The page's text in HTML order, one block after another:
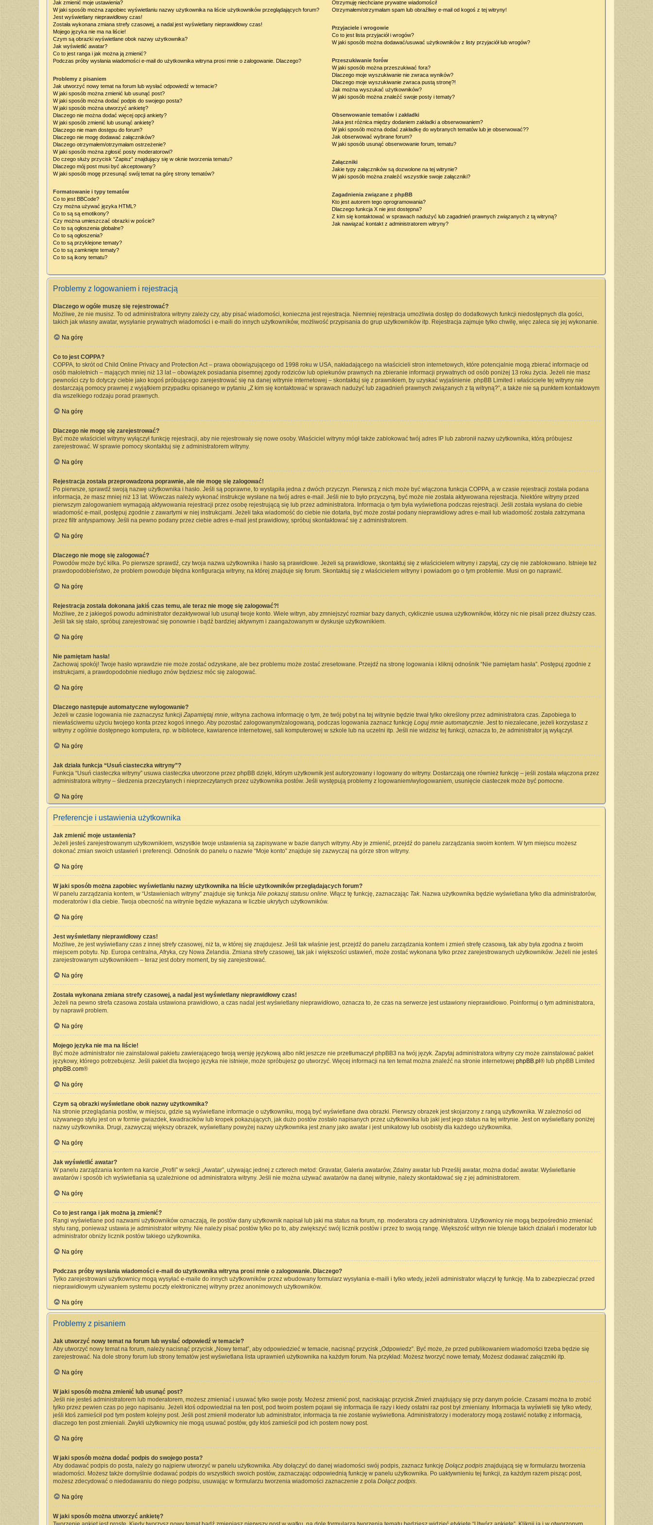
Jak zmienić moje ustawienia?
W jaki sposób można zapobiec wyświetlaniu nazwy użytkownika na liście użytkowników przeglądających forum?
Jest wyświetlany nieprawidłowy czas!
Została wykonana zmiana strefy czasowej, a nadal jest wyświetlany nieprawidłowy czas!
Mojego języka nie ma na liście!
Czym są obrazki wyświetlane obok nazwy użytkownika?
Jak wyświetlić awatar?
Co to jest ranga i jak można ją zmienić?
Podczas próby wysłania wiadomości e-mail do użytkownika witryna prosi mnie o zalogowanie. Dlaczego?
Problemy z pisaniem
Jak utworzyć nowy temat na forum lub wysłać odpowiedź w temacie?
W jaki sposób można zmienić lub usunąć post?
W jaki sposób można dodać podpis do swojego posta?
W jaki sposób można utworzyć ankietę?
Dlaczego nie można dodać więcej opcji ankiety?
W jaki sposób zmienić lub usunąć ankietę?
Dlaczego nie mam dostępu do forum?
Dlaczego nie mogę dodawać załączników?
Dlaczego otrzymałem/otrzymałam ostrzeżenie?
W jaki sposób można zgłosić posty moderatorowi?
Do czego służy przycisk “Zapisz” znajdujący się w oknie tworzenia tematu?
Dlaczego mój post musi być akceptowany?
W jaki sposób mogę przesunąć swój temat na górę strony tematów?
Formatowanie i typy tematów
Co to jest BBCode?
Czy można używać języka HTML?
Co to są są emotikony?
Czy można umieszczać obrazki w poście?
Co to są ogłoszenia globalne?
Co to są ogłoszenia?
Co to są przyklejone tematy?
Co to są zamknięte tematy?
Co to są ikony tematu?
Otrzymuję niechciane prywatne wiadomości!
Otrzymałem/otrzymałam spam lub obraźliwy e-mail od kogoś z tej witryny!
Przyjaciele i wrogowie
Co to jest lista przyjaciół i wrogów?
W jaki sposób można dodawać/usuwać użytkowników z listy przyjaciół lub wrogów?
Przeszukiwanie forów
W jaki sposób można przeszukiwać fora?
Dlaczego moje wyszukiwanie nie zwraca wyników?
Dlaczego moje wyszukiwanie zwraca pustą stronę?!
Jak można wyszukać użytkowników?
W jaki sposób można znaleźć swoje posty i tematy?
Obserwowanie tematów i zakładki
Jaka jest różnica między dodaniem zakładki a obserwowaniem?
W jaki sposób można dodać zakładkę do wybranych tematów lub je obserwować??
Jak obserwować wybrane forum?
W jaki sposób usunąć obserwowanie forum, tematu?
Załączniki
Jakie typy załączników są dozwolone na tej witrynie?
W jaki sposób można znaleźć wszystkie swoje załączniki?
Zagadnienia związane z phpBB
Kto jest autorem tego oprogramowania?
Dlaczego funkcja X nie jest dostępna?
Z kim się kontaktować w sprawach nadużyć lub zagadnień prawnych związanych z tą witryną?
Jak nawiązać kontakt z administratorem witryny?
Problemy z logowaniem i rejestracją
Dlaczego w ogóle muszę się rejestrować?
Możliwe, że nie musisz. To od administratora witryny zależy czy, aby pisać wiadomości, konieczna jest rejestracja. Niemniej rejestracja umożliwia dostęp do dodatkowych funkcji niedostępnych dla gości,
takich jak własny awatar, wysyłanie prywatnych wiadomości i e-maili do innych użytkowników, możliwość przypisania do grup użytkowników itp. Rejestracja zajmuje tylko chwilę, więc zaleca się jej wykonanie.
Na górę
Co to jest COPPA?
COPPA, to skrót od Child Online Privacy and Protection Act – prawa obowiązującego od 1998 roku w USA, nakładającego na właścicieli stron internetowych, które potencjalnie mogą zbierać informacje od
osób małoletnich – mających mniej niż 13 lat – obowiązek posiadania pisemnej zgody rodziców lub opiekunów prawnych na zbieranie informacji prywatnych od osób poniżej 13 roku życia. Jeżeli nie masz
pewności czy to dotyczy ciebie jako kogoś próbującego zarejestrować się na danej witrynie internetowej – skontaktuj się z prawnikiem, by uzyskać wyjaśnienie. phpBB Limited i właściciele tej witryny nie
dostarczają pomocy prawnej z wyjątkiem przypadku opisanego w pytaniu „Z kim się kontaktować w sprawach nadużyć lub zagadnień prawnych związanych z tą witryną?”, a także nie są punktem kontaktowym
dla wszelkiego rodzaju porad prawnych.
Na górę
Dlaczego nie mogę się zarejestrować?
Być może właściciel witryny wyłączył funkcję rejestracji, aby nie rejestrowały się nowe osoby. Właściciel witryny mógł także zablokować twój adres IP lub zabronił nazwy użytkownika, którą próbujesz
zarejestrować. W sprawie pomocy skontaktuj się z administratorem witryny.
Na górę
Rejestracja została przeprowadzona poprawnie, ale nie mogę się zalogować!
Po pierwsze, sprawdź swoją nazwę użytkownika i hasło. Jeśli są poprawne, to wystąpiła jedna z dwóch przyczyn. Pierwszą z nich może być włączona funkcja COPPA, a w czasie rejestracji została podana
informacja, że masz mniej niż 13 lat. Wówczas należy wykonać instrukcje wysłane na twój adres e-mail. Jeśli nie to było przyczyną, być może nie została aktywowana rejestracja. Niektóre witryny przed
pierwszym zalogowaniem wymagają aktywowania rejestracji przez osobę rejestrującą się lub przez administratora. Informacja o tym była wyświetlona podczas rejestracji. Jeśli została wysłana do ciebie
wiadomość e-mail, postępuj zgodnie z zawartymi w niej instrukcjami. Jeżeli taka wiadomość do ciebie nie dotarła, być może został podany nieprawidłowy adres e-mail lub wiadomość została zatrzymana
przez filtr antyspamowy. Jeśli na pewno podany przez ciebie adres e-mail jest prawidłowy, spróbuj skontaktować się z administratorem.
Na górę
Dlaczego nie mogę się zalogować?
Powodów może być kilka. Po pierwsze sprawdź, czy twoja nazwa użytkownika i hasło są prawidłowe. Jeżeli są prawidłowe, skontaktuj się z właścicielem witryny i zapytaj, czy cię nie zablokowano. Istnieje też
prawdopodobieństwo, że problem powoduje błędna konfiguracja witryny, na której znajduje się forum. Skontaktuj się z właścicielem witryny i powiadom go o tym problemie. Musi on go naprawić.
Na górę
Rejestracja została dokonana jakiś czas temu, ale teraz nie mogę się zalogować?!
Możliwe, że z jakiegoś powodu administrator dezaktywował lub usunął twoje konto. Wiele witryn, aby zmniejszyć rozmiar bazy danych, cyklicznie usuwa użytkowników, którzy nic nie pisali przez dłuższy czas.
Jeśli tak się stało, spróbuj zarejestrować się ponownie i bądź bardziej aktywnym i zaangażowanym w dyskusje użytkownikiem.
Na górę
Nie pamiętam hasła!
Zachowaj spokój! Twoje hasło wprawdzie nie może zostać odzyskane, ale bez problemu może zostać zresetowane. Przejdź na stronę logowania i kliknij odnośnik “Nie pamiętam hasła”. Postępuj zgodnie z
instrukcjami, a prawdopodobnie niedługo znów będziesz móc się zalogować.
Na górę
Dlaczego następuje automatyczne wylogowanie?
Jeżeli w czasie logowania nie zaznaczysz funkcjiZapamiętaj mnie, witryna zachowa informację o tym, że twój pobyt na tej witrynie będzie trwał tylko określony przez administratora czas. Zapobiega to
niewłaściwemu użyciu twojego konta przez kogoś innego. Aby pozostać zalogowanym/zalogowaną, podczas logowania zaznacz funkcję Loguj mnie automatycznie. Jest to niezalecane, jeżeli korzystasz z
witryny z ogólnie dostępnego komputera, np. w bibliotece, kawiarence internetowej, sali komputerowej w szkole lub na uczelni itp. Jeśli nie widzisz tej funkcji, oznacza to, że administrator ją wyłączył.
Na górę
Jak działa funkcja “Usuń ciasteczka witryny”?
Funkcja “Usuń ciasteczka witryny” usuwa ciasteczka utworzone przez phpBB dzięki, którym użytkownik jest autoryzowany i logowany do witryny. Dostarczają one również funkcję – jeśli została włączona przez
administratora witryny – śledzenia przeczytanych i nieprzeczytanych przez użytkownika postów. Jeśli występują problemy z logowaniem/wylogowaniem, usunięcie ciasteczek może być pomocne.
Na górę
Preferencje i ustawienia użytkownika
Jak zmienić moje ustawienia?
Jeżeli jesteś zarejestrowanym użytkownikiem, wszystkie twoje ustawienia są zapisywane w bazie danych witryny. Aby je zmienić, przejdź do panelu zarządzania swoim kontem. W tym miejscu możesz
dokonać zmian swoich ustawień i preferencji. Odnośnik do panelu o nazwie “Moje konto” znajduje się zazwyczaj na górze stron witryny.
Na górę
W jaki sposób można zapobiec wyświetlaniu nazwy użytkownika na liście użytkowników przeglądających forum?
W panelu zarządzania kontem, w “Ustawieniach witryny” znajduje się funkcja Nie pokazuj statusu online. Włącz tę funkcję, zaznaczając Tak. Nazwa użytkownika będzie wyświetlana tylko dla administratorów,
moderatorów i dla ciebie. Twoja obecność na witrynie będzie wykazana w liczbie ukrytych użytkowników.
Na górę
Jest wyświetlany nieprawidłowy czas!
Możliwe, że jest wyświetlany czas z innej strefy czasowej, niż ta, w której się znajdujesz. Jeśli tak właśnie jest, przejdź do panelu zarządzania kontem i zmień strefę czasową, tak aby była zgodna z twoim
miejscem pobytu. Np. Europa centralna, Afryka, czy Nowa Zelandia. Zmiana strefy czasowej, tak jak i większości ustawień, może zostać wykonana tylko przez zarejestrowanych użytkowników. Jeżeli nie jesteś
zarejestrowanym użytkownikiem – teraz jest dobry moment, by się zarejestrować.
Na górę
Została wykonana zmiana strefy czasowej, a nadal jest wyświetlany nieprawidłowy czas!
Jeżeli na pewno strefa czasowa została ustawiona prawidłowo, a czas nadal jest wyświetlany nieprawidłowo, oznacza to, że czas na serwerze jest ustawiony nieprawidłowo. Poinformuj o tym administratora,
by naprawił problem.
Na górę
Mojego języka nie ma na liście!
Być może administrator nie zainstalował pakietu zawierającego twoją wersję językową albo nikt jeszcze nie przetłumaczył phpBB3 na twój język. Zapytaj administratora witryny czy może zainstalować pakiet
językowy, którego potrzebujesz. Jeśli pakiet dla twojego języka nie istnieje, może spróbujesz go utworzyć. Więcej informacji na ten temat można znaleźć na stronie internetowej phpBB.pl ® lub phpBB Limited
phpBB.com®
Na górę
Czym są obrazki wyświetlane obok nazwy użytkownika?
Na stronie przeglądania postów, w miejscu, gdzie są wyświetlane informacje o użytkowniku, mogą być wyświetlane dwa obrazki. Pierwszy obrazek jest skojarzony z rangą użytkownika. W zależności od
używanego stylu jest on w formie gwiazdek, kwadracików lub kropek pokazujących, jak dużo postów zostało napisanych przez użytkownika lub jaki jest jego status na tej witrynie. Jest on wyświetlany poniżej
nazwy użytkownika. Drugi, zazwyczaj większy obrazek, wyświetlany powyżej nazwy użytkownika jest znany jako awatar i jest unikatowy lub osobisty dla każdego użytkownika.
Na górę
Jak wyświetlić awatar?
W panelu zarządzania kontem na karcie „Profil” w sekcji „Awatar”, używając jednej z czterech metod: Gravatar, Galeria awatarów, Zdalny awatar lub Prześlij awatar, można dodać awatar. Wyświetlanie
awatarów i sposób ich wyświetlania są uzależnione od administratora witryny. Jeśli nie można używać awatarów na danej witrynie, należy skontaktować się z jej administratorem.
Na górę
Co to jest ranga i jak można ją zmienić?
Rangi wyświetlane pod nazwami użytkowników oznaczają, ile postów dany użytkownik napisał lub jaki ma status na forum, np. moderatora czy administratora. Użytkownicy nie mogą bezpośrednio zmieniać
stylu rang, ponieważ ustawia je administrator witryny. Nie należy pisać postów tylko po to, aby zwiększyć swój licznik postów i przez to swoją rangę. Większość witryn nie toleruje takich działań i moderator lub
administrator obniży licznik postów takiego użytkownika.
Na górę
Podczas próby wysłania wiadomości e-mail do użytkownika witryna prosi mnie o zalogowanie. Dlaczego?
Tylko zarejestrowani użytkownicy mogą wysyłać e-maile do innych użytkowników przez wbudowany formularz wysyłania e-maili i tylko wtedy, jeżeli administrator włączył tę funkcję. Ma to zabezpieczać przed
nieprawidłowym używaniem systemu poczty elektronicznej witryny przez anonimowych użytkowników.
Na górę
Problemy z pisaniem
Jak utworzyć nowy temat na forum lub wysłać odpowiedź w temacie?
Aby utworzyć nowy temat na forum, należy nacisnąć przycisk „Nowy temat”, aby odpowiedzieć w temacie, nacisnąć przycisk „Odpowiedz”. Być może, że przed publikowaniem wiadomości trzeba będzie się
zarejestrować. Na dole strony forum lub strony tematów jest wyświetlana lista uprawnień użytkownika na każdym forum. Na przykład: Możesz tworzyć nowe tematy, Możesz dodawać załączniki itp.
Na górę
W jaki sposób można zmienić lub usunąć post?
Jeśli nie jesteś administratorem lub moderatorem, możesz zmieniać i usuwać tylko swoje posty. Możesz zmienić post, naciskając przyciskZmień znajdujący się przy danym poście. Czasami można to zrobić
tylko przez pewien czas po jego napisaniu. Jeżeli ktoś odpowiedział na ten post, pod twoim postem pojawi się informacja ile razy i kiedy ostatni raz post był zmieniany. Informacja ta wyświetli się tylko wtedy,
jeśli ktoś zamieścił pod tym postem kolejny post. Jeśli post zmienił moderator lub administrator, informacja ta nie zostanie wyświetlona. Administratorzy i moderatorzy mogą zostawić notatkę z informacją,
dlaczego ten post zmieniali. Zwykli użytkownicy nie mogą usuwać postów, gdy ktoś zamieścił pod ich postem nowy post.
Na górę
W jaki sposób można dodać podpis do swojego posta?
Aby dodawać podpis do posta, należy go najpierw utworzyć w panelu użytkownika. Aby dołączyć do danej wiadomości swój podpis, zaznacz funkcję Dołącz podpis znajdującą się w formularzu tworzenia
wiadomości. Możesz także domyślnie dodawać podpis do wszystkich swoich postów, zaznaczając odpowiednią funkcję w panelu użytkownika. Po uaktywnieniu tej funkcji, za każdym razem pisząc post,
możesz zdecydować o niedodawaniu do niego podpisu, usuwając w formularzu tworzenia wiadomości zaznaczenie z pola Dołącz podpis.
Na górę
W jaki sposób można utworzyć ankietę?